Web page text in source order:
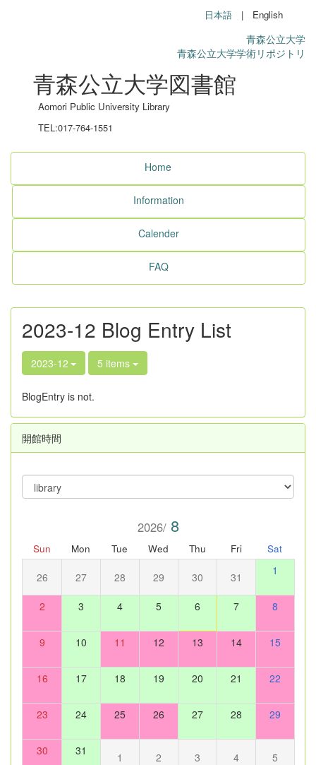
日本語 | English
青森公立大学
青森公立大学学術リポジトリ
青森公立大学図書館
Aomori Public University Library
TEL:017-764-1551
Home
Information
Calender
FAQ
2023-12 Blog Entry List
2023-12 5 items
BlogEntry is not.
開館時間
2026/8
Sun Mon Tue Wed Thu Fri Sat
26 27 28 29 30 31 1
2 3 4 5 6 7 8
9 10 11 12 13 14 15
16 17 18 19 20 21 22
23 24 25 26 27 28 29
30 31 1 2 3 4 5